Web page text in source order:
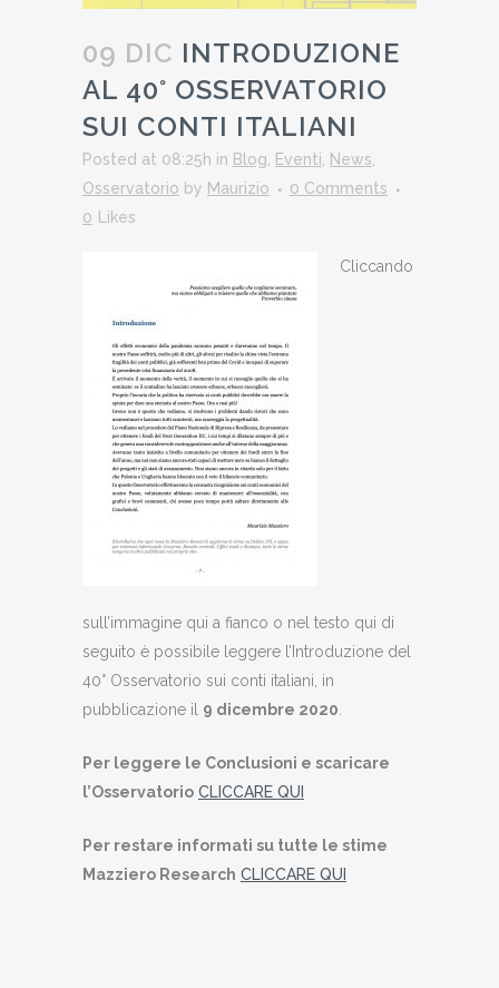
09 DIC INTRODUZIONE
AL 40° OSSERVATORIO
SUI CONTI ITALIANI
Posted at 08:25h in Blog Eventi News
Osservatorio by Maurizio
0 Comments
0
Likes
Cliccando
sull’immagine qui a fianco o nel testo qui di
seguito è possibile leggere l’Introduzione del
40° Osservatorio sui conti italiani, in
pubblicazione il 9 dicembre 2020
Per leggere le Conclusioni e scaricare
l’Osservatorio CLICCARE QUI
Per restare informati su tutte le stime
Mazziero Research CLICCARE QUI